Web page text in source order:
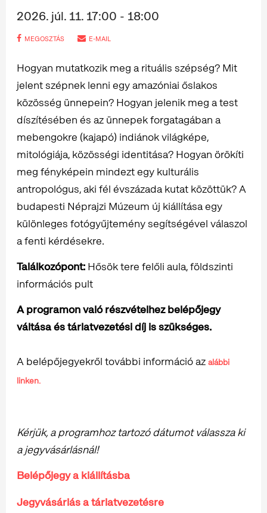
2026. júl. 11. 17:00 - 18:00
MEGOSZTÁS E-MAIL
Hogyan mutatkozik meg a rituális szépség? Mit
jelent szépnek lenni egy amazóniai őslakos
közösség ünnepein? Hogyan jelenik meg a test
díszítésében és az ünnepek forgatagában a
mebengokre (kajapó) indiánok világképe,
mitológiája, közösségi identitása? Hogyan örökíti
meg fényképein mindezt egy kulturális
antropológus, aki fél évszázada kutat közöttük? A
budapesti Néprajzi Múzeum új kiállítása egy
különleges fotógyűjtemény segítségével válaszol
a fenti kérdésekre.
Találkozópont: Hősök tere felőli aula, földszinti
információs pult
A programon való részvételhez belépőjegy
váltása és tárlatvezetési díj is szükséges.
A belépőjegyekről további információ az alábbi
linken.
Kérjük, a programhoz tartozó dátumot válassza ki
a jegyvásárlásnál!
Belépőjegy a kiállításba
Jegyvásárlás a tárlatvezetésre